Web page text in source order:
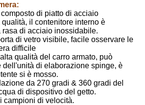
di piatto di acciaio
il contenitore interno è
rasa di acciaio inossidabile.
di vetro visibile, facile osservare le
difficile
alta qualità del carro armato, può
dell'unità di elaborazione spinge, è
si è mosso.
da 270 gradi & 360 gradi del
di dispositivo del getto.
campioni di velocità.